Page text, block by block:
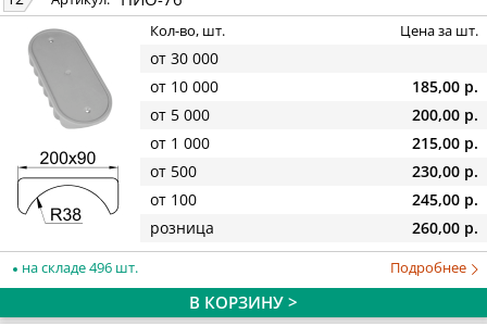
Кол-во, шт. Цена за шт.
от 30 000
от 10 000
185,00 р.
от 5 000
200,00 р.
от 1 000
215,00 р.
от 500
230,00 р.
от 100
245,00 р.
розница
260,00 р.
на складе 496 шт. Подробнее
В КОРЗИНУ >